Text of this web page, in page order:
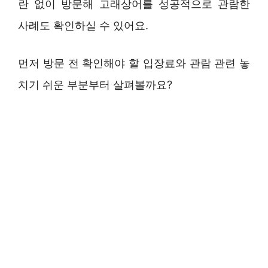
란 없이 방문해 고래상어를 성공적으로 관람한
사례도 확인하실 수 있어요.
먼저 방문 전 확인해야 할 입장료와 관람 관련 놓
치기 쉬운 부분부터 살펴볼까요?